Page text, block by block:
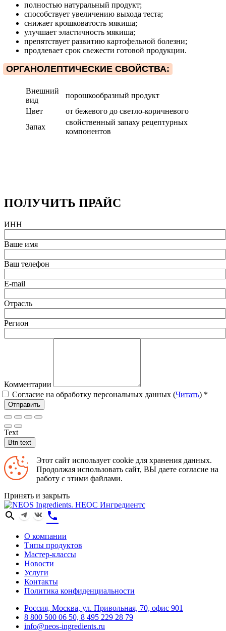
полностью натуральный продукт;
способствует увеличению выхода теста;
снижает крошковатость мякиша;
улучшает эластичность мякиша;
препятствует развитию картофельной болезни;
продлевает срок свежести готовой продукции.
ОРГАНОЛЕПТИЧЕСКИЕ СВОЙСТВА:
Внешний
вид
порошкообразный продукт
Цвет
от бежевого до светло-коричневого
Запах
свойственный запаху рецептурных
компонентов
ПОЛУЧИТЬ ПРАЙС
ИНН
Ваше имя
Ваш телефон
E-mail
Отрасль
Регион
Комментарии
Согласие на обработку персональных данных (Читать) *
Отправить
Text
Btn text
Этот сайт использует cookie для хранения данных.
Продолжая использовать сайт, ВЫ даете согласие на
работу с этими файлами.
Принять и закрыть
search phone
О компании
Типы продуктов
Мастер-классы
Новости
Услуги
Контакты
Политика конфиденциальности
Россия, Москва, ул. Привольная, 70, офис 901
8 800 500 06 50, 8 495 229 28 79
info@neos-ingredients.ru